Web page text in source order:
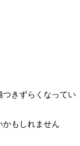
きずらくなってい
かもしれません